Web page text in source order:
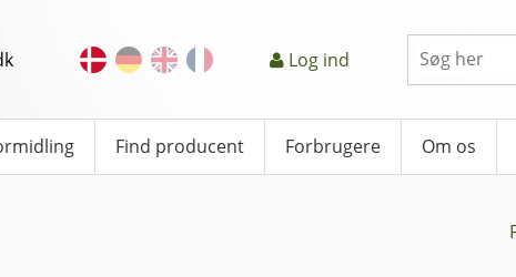
Log ind
Find producent Forbrugere Om os